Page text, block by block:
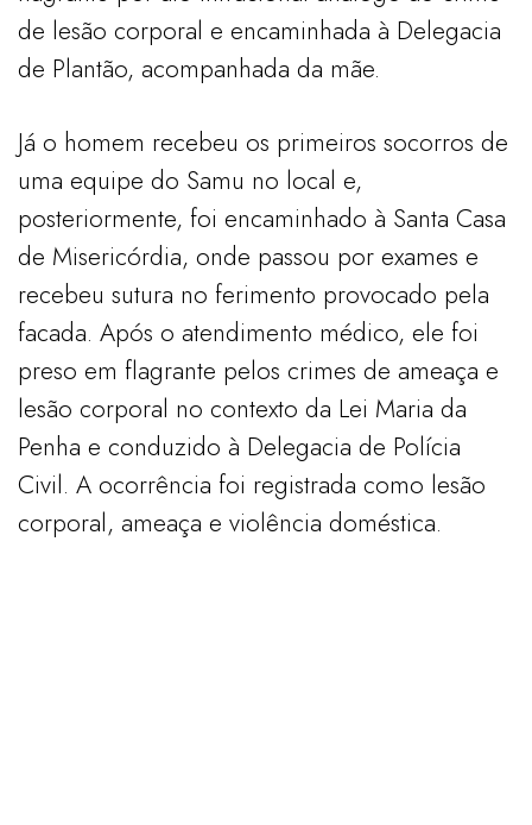
de lesão corporal e encaminhada à Delegacia
de Plantão, acompanhada da mãe.
Já o homem recebeu os primeiros socorros de
uma equipe do Samu no local e,
posteriormente, foi encaminhado à Santa Casa
de Misericórdia, onde passou por exames e
recebeu sutura no ferimento provocado pela
facada. Após o atendimento médico, ele foi
preso em flagrante pelos crimes de ameaça e
lesão corporal no contexto da Lei Maria da
Penha e conduzido à Delegacia de Polícia
Civil. A ocorrência foi registrada como lesão
corporal, ameaça e violência doméstica.